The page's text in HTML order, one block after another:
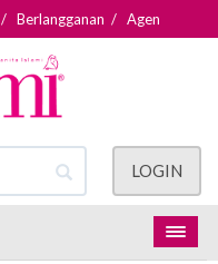
/ Berlangganan / Agen
LOGIN